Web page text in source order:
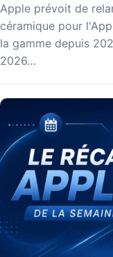
Apple prévoit de
céramique pour
la gamme depuis
2026…